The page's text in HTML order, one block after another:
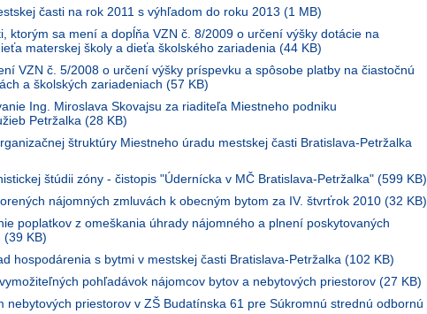
časti na rok 2011 s výhľadom do roku 2013 (1 MB)
ktorým sa mení a dopĺňa VZN č. 8/2009 o určení výšky dotácie na
materskej školy a dieťa školského zariadenia (44 KB)
VZN č. 5/2008 o určení výšky príspevku a spôsobe platby na čiastočnú
a školských zariadeniach (57 KB)
Ing. Miroslava Skovajsu za riaditeľa Miestneho podniku
Petržalka (28 KB)
štruktúry Miestneho úradu mestskej časti Bratislava-Petržalka
štúdii zóny - čistopis "Údernícka v MČ Bratislava-Petržalka" (599 KB)
nájomných zmluvách k obecným bytom za IV. štvrťrok 2010 (32 KB)
poplatkov z omeškania úhrady nájomného a plnení poskytovaných
(39 KB)
hospodárenia s bytmi v mestskej časti Bratislava-Petržalka (102 KB)
pohľadávok nájomcov bytov a nebytových priestorov (27 KB)
nebytových priestorov v ZŠ Budatínska 61 pre Súkromnú strednú odbornú